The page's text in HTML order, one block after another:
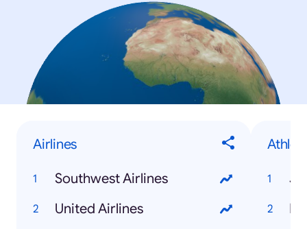
Airlines
Southwest Airlines
United Airlines